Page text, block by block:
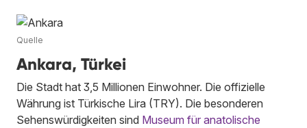
Quelle
Ankara, Türkei
Die Stadt hat 3,5 Millionen Einwohner. Die offizielle
Währung ist Türkische Lira (TRY). Die besonderen
Sehenswürdigkeiten sind Museum für anatolische